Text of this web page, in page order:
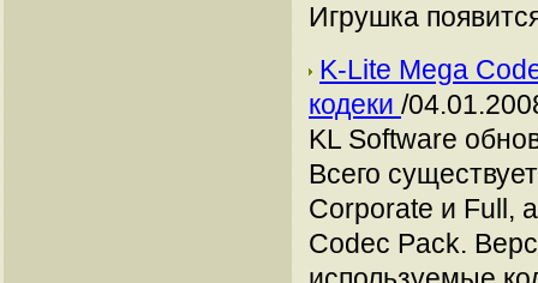
Игрушка
K-Lite Mega
кодеки /
KL Software
Всего
Corporate и Full,
Codec Pack.